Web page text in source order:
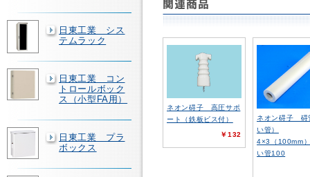
日東工業 シス
テムラック
日東工業 コン
トロールボック
ス（小型FA用）
日東工業 プラ
ボックス
ネオン碍子 高圧サポ
ート（鉄板ビス付）
￥132
ネオン碍子 碍
い管）
4×3（100mm
い管100